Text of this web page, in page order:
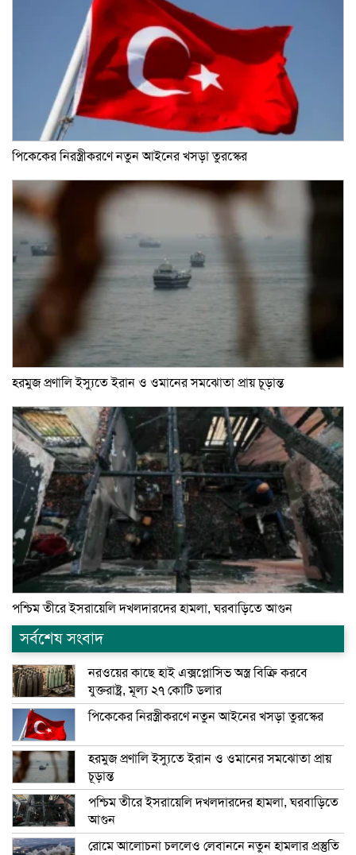
পিকেকের নিরস্ত্রীকরণে নতুন আইনের খসড়া তুরস্কের
হরমুজ প্রণালি ইস্যুতে ইরান ও ওমানের সমঝোতা প্রায় চূড়ান্ত
পশ্চিম তীরে ইসরায়েলি দখলদারদের হামলা, ঘরবাড়িতে আগুন
সর্বশেষ সংবাদ
নরওয়ের কাছে হাই এক্সপ্লোসিভ অস্ত্র বিক্রি করবে
যুক্তরাষ্ট্র, মূল্য ২৭ কোটি ডলার
পিকেকের নিরস্ত্রীকরণে নতুন আইনের খসড়া তুরস্কের
হরমুজ প্রণালি ইস্যুতে ইরান ও ওমানের সমঝোতা প্রায়
চূড়ান্ত
পশ্চিম তীরে ইসরায়েলি দখলদারদের হামলা, ঘরবাড়িতে
আগুন
রোমে আলোচনা চললেও লেবাননে নতুন হামলার প্রস্তুতি